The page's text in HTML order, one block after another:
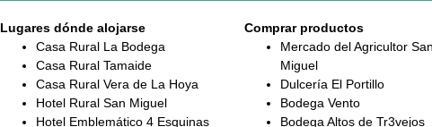
Lugares dónde alojarse
Casa Rural La Bodega
Casa Rural Tamaide
Casa Rural Vera de La Hoya
Hotel Rural San Miguel
Hotel Emblemático 4 Esquinas
Comprar productos
Mercado del Agricultor
Miguel
Dulcería El Portillo
Bodega Vento
Bodega Altos de Tr3vejos